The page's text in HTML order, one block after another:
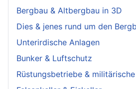
Bergbau & Altbergbau in 3D
Dies & jenes rund um den
Unterirdische Anlagen
Bunker & Luftschutz
Rüstungsbetriebe &